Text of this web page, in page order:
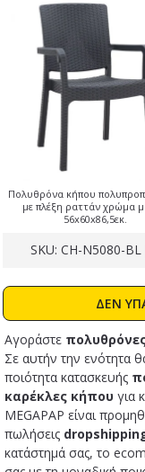
Αγοράστε
Σε αυτήν την ενότητα
ποιότητα κατασκευής
καρέκλες κήπου για
MEGAPAP είναι
πωλήσεις
κατάστημά σας, το
SKU: CH-N5080-BL
Πολυθρόνα κήπου
με πλέξη ραττάν χρώμα
56x60x86,5εκ.
ΔΕΝ